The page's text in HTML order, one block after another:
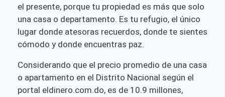
el presente, porque tu propiedad es más que solo
una casa o departamento. Es tu refugio, el único
lugar donde atesoras recuerdos, donde te sientes
cómodo y donde encuentras paz.
Considerando que el precio promedio de una casa
o apartamento en el Distrito Nacional según el
portal eldinero.com.do, es de 10.9 millones,